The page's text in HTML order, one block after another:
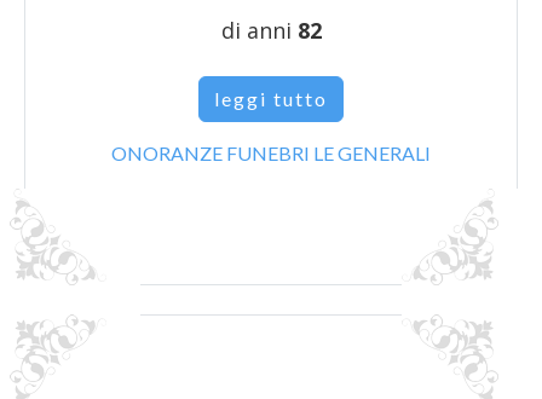
di anni 82
leggi tutto
ONORANZE FUNEBRI LE GENERALI